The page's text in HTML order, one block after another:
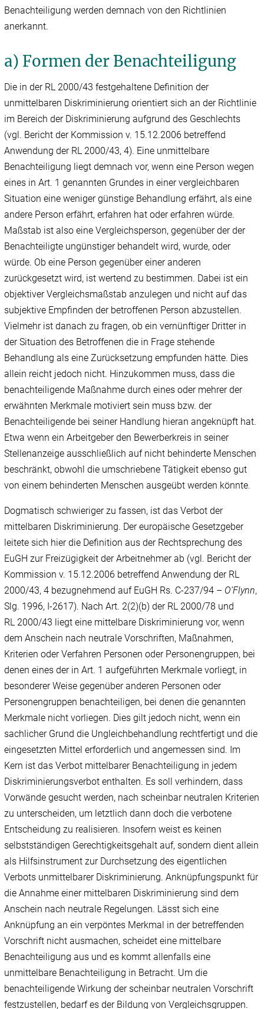
Benachteiligung werden demnach von den Richtlinien
anerkannt.
a) Formen der Benachteiligung
Die in der RL 2000/43 festgehaltene Definition der
unmittelbaren Diskriminierung orientiert sich an der Richtlinie
im Bereich der Diskriminierung aufgrund des Geschlechts
(vgl. Bericht der Kommission v. 15.12.2006 betreffend
Anwendung der RL 2000/43, 4). Eine unmittelbare
Benachteiligung liegt demnach vor, wenn eine Person wegen
eines in Art. 1 genannten Grundes in einer vergleichbaren
Situation eine weniger günstige Behandlung erfährt, als eine
andere Person erfährt, erfahren hat oder erfahren würde.
Maßstab ist also eine Vergleichsperson, gegenüber der der
Benachteiligte ungünstiger behandelt wird, wurde, oder
würde. Ob eine Person gegenüber einer anderen
zurückgesetzt wird, ist wertend zu bestimmen. Dabei ist ein
objektiver Vergleichsmaßstab anzulegen und nicht auf das
subjektive Empfinden der betroffenen Person abzustellen.
Vielmehr ist danach zu fragen, ob ein vernünftiger Dritter in
der Situation des Betroffenen die in Frage stehende
Behandlung als eine Zurücksetzung empfunden hätte. Dies
allein reicht jedoch nicht. Hinzukommen muss, dass die
benachteiligende Maßnahme durch eines oder mehrer der
erwähnten Merkmale motiviert sein muss bzw. der
Benachteiligende bei seiner Handlung hieran angeknüpft hat.
Etwa wenn ein Arbeitgeber den Bewerberkreis in seiner
Stellenanzeige ausschließlich auf nicht behinderte Menschen
beschränkt, obwohl die umschriebene Tätigkeit ebenso gut
von einem behinderten Menschen ausgeübt werden könnte.
Dogmatisch schwieriger zu fassen, ist das Verbot der
mittelbaren Diskriminierung. Der europäische Gesetzgeber
leitete sich hier die Definition aus der Rechtsprechung des
EuGH zur Freizügigkeit der Arbeitnehmer ab (vgl. Bericht der
Kommission v. 15.12.2006 betreffend Anwendung der RL
2000/43, 4 bezugnehmend auf EuGH Rs. C-237/94 – O’Flynn,
Slg. 1996, I-2617). Nach Art. 2(2)(b) der RL 2000/78 und
RL 2000/43 liegt eine mittelbare Diskriminierung vor, wenn
dem Anschein nach neutrale Vorschriften, Maßnahmen,
Kriterien oder Verfahren Personen oder Personengruppen, bei
denen eines der in Art. 1 aufgeführten Merkmale vorliegt, in
besonderer Weise gegenüber anderen Personen oder
Personengruppen benachteiligen, bei denen die genannten
Merkmale nicht vorliegen. Dies gilt jedoch nicht, wenn ein
sachlicher Grund die Ungleichbehandlung rechtfertigt und die
eingesetzten Mittel erforderlich und angemessen sind. Im
Kern ist das Verbot mittelbarer Benachteiligung in jedem
Diskriminierungsverbot enthalten. Es soll verhindern, dass
Vorwände gesucht werden, nach scheinbar neutralen Kriterien
zu unterscheiden, um letztlich dann doch die verbotene
Entscheidung zu realisieren. Insofern weist es keinen
selbstständigen Gerechtigkeitsgehalt auf, sondern dient allein
als Hilfsinstrument zur Durchsetzung des eigentlichen
Verbots unmittelbarer Diskriminierung. Anknüpfungspunkt für
die Annahme einer mittelbaren Diskriminierung sind dem
Anschein nach neutrale Regelungen. Lässt sich eine
Anknüpfung an ein verpöntes Merkmal in der betreffenden
Vorschrift nicht ausmachen, scheidet eine mittelbare
Benachteiligung aus und es kommt allenfalls eine
unmittelbare Benachteiligung in Betracht. Um die
benachteiligende Wirkung der scheinbar neutralen Vorschrift
festzustellen, bedarf es der Bildung von Vergleichsgruppen.